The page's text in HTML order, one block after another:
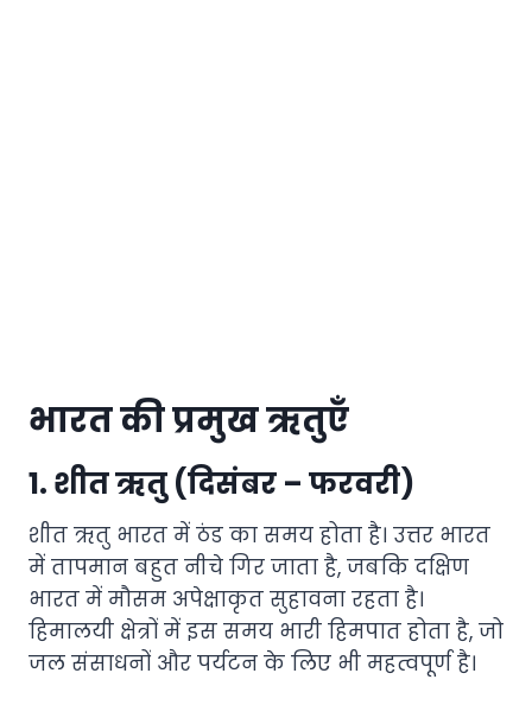
भारत की प्रमुख ऋतुएँ
1. शीत ऋतु (दिसंबर – फरवरी)
शीत ऋतु भारत में ठंड का समय होता है। उत्तर भारत
में तापमान बहुत नीचे गिर जाता है, जबकि दक्षिण
भारत में मौसम अपेक्षाकृत सुहावना रहता है।
हिमालयी क्षेत्रों में इस समय भारी हिमपात होता है, जो
जल संसाधनों और पर्यटन के लिए भी महत्वपूर्ण है।